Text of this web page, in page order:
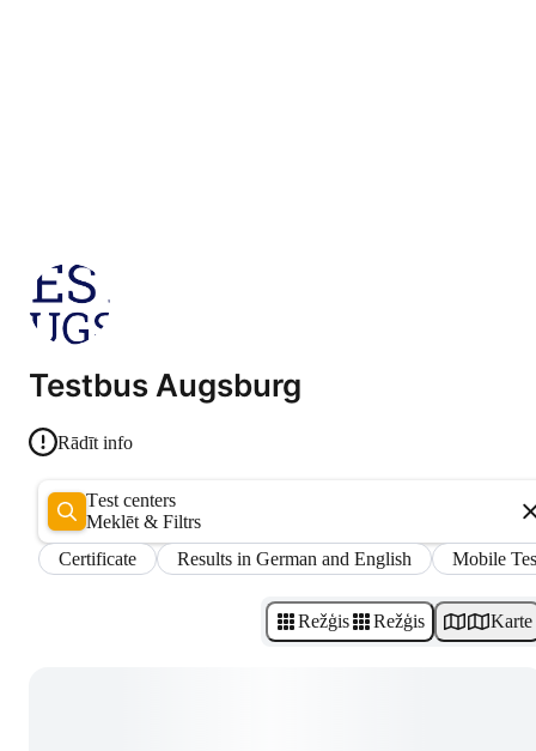
Testbus Augsburg
Rādīt info
Test centers
Meklēt & Filtrs
Certificate
Results in German and English Mobile
Režģis Režģis Karte